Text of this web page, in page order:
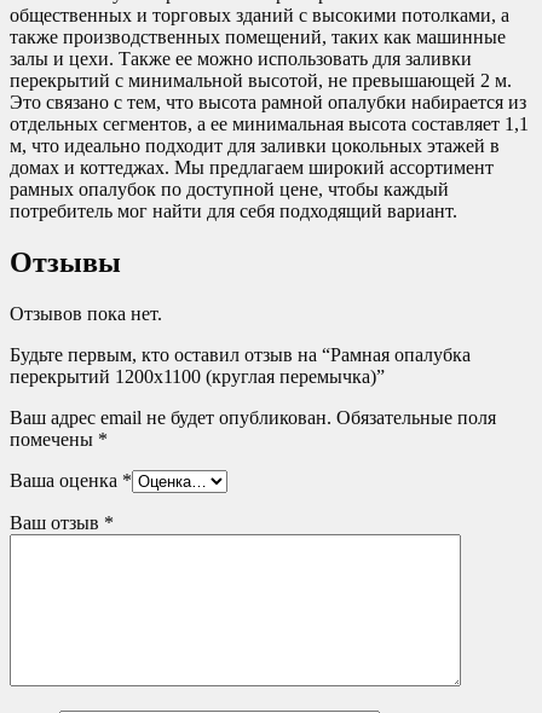
общественных и торговых зданий с высокими потолками, а
также производственных помещений, таких как машинные
залы и цехи. Также ее можно использовать для заливки
перекрытий с минимальной высотой, не превышающей 2 м.
Это связано с тем, что высота рамной опалубки набирается из
отдельных сегментов, а ее минимальная высота составляет 1,1
м, что идеально подходит для заливки цокольных этажей в
домах и коттеджах. Мы предлагаем широкий ассортимент
рамных опалубок по доступной цене, чтобы каждый
потребитель мог найти для себя подходящий вариант.
Отзывы
Отзывов пока нет.
Будьте первым, кто оставил отзыв на “Рамная опалубка
перекрытий 1200х1100 (круглая перемычка)”
Ваш адрес email не будет опубликован. Обязательные поля
помечены *
Ваша оценка *
Ваш отзыв *